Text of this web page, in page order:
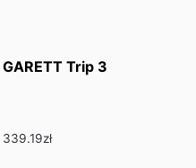
GARETT Trip 3
339.19zł